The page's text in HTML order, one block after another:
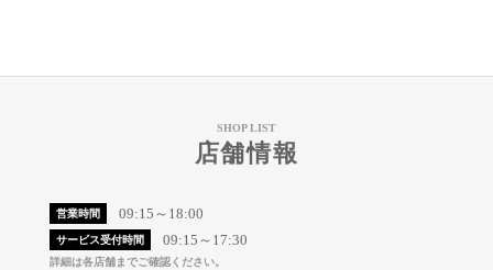
SHOP LIST
店舗情報
営業時間 09:15～18:00
サービス受付時間 09:15～17:30
詳細は各店舗までご確認ください。